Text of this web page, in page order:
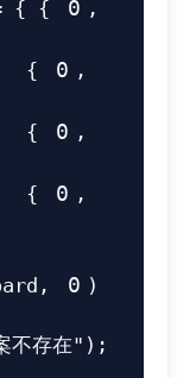
{ { 0 ,
{
0 ,
{
0 ,
{
0 ,
, 0 )
不存在" ) ;